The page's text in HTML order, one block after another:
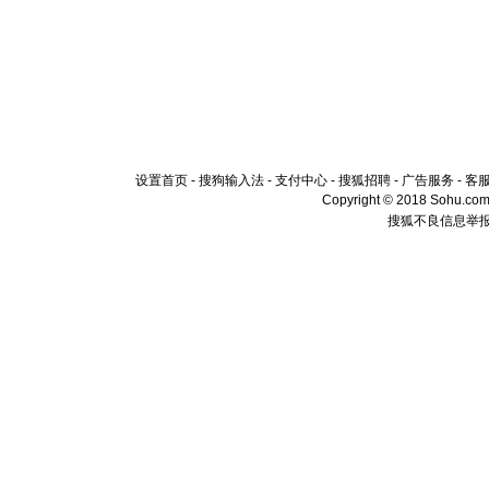
设置首页 - 搜狗输入法 - 支付中心 - 搜狐招聘 - 广告服务 - 客
Copyright © 2018
搜狐不良信息举